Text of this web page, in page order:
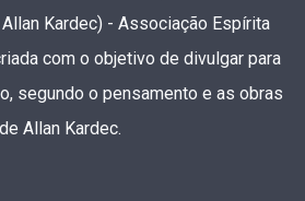
Kardec) - Associação Espírita
com o objetivo de divulgar para
segundo o pensamento e as obras
de Allan Kardec.